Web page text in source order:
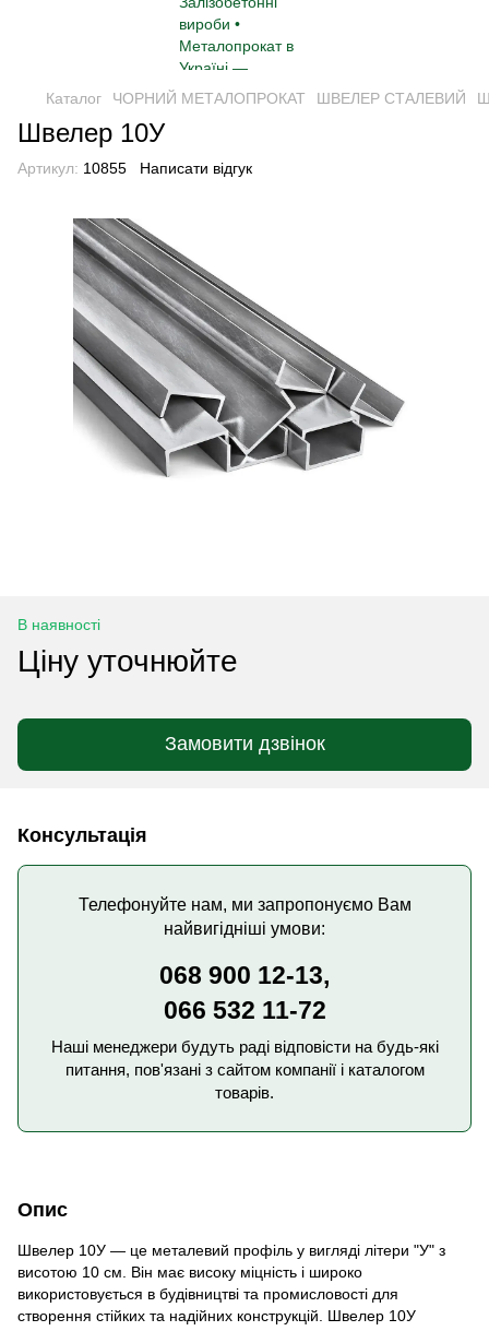
Каталог ЧОРНИЙ МЕТАЛОПРОКАТ ШВЕЛЕР СТАЛЕВИЙ
Швелер 10У
Артикул: 10855 Написати відгук
В наявності
Ціну уточнюйте
Замовити дзвінок
Консультація
Телефонуйте нам, ми запропонуємо Вам
найвигідніші умови:
068 900 12-13,
066 532 11-72
Наші менеджери будуть раді відповісти на будь-які
питання, пов'язані з сайтом компанії і каталогом
товарів.
Опис
Швелер 10У — це металевий профіль у вигляді літери "У" з
висотою 10 см. Він має високу міцність і широко
використовується в будівництві та промисловості для
створення стійких та надійних конструкцій. Швелер 10У